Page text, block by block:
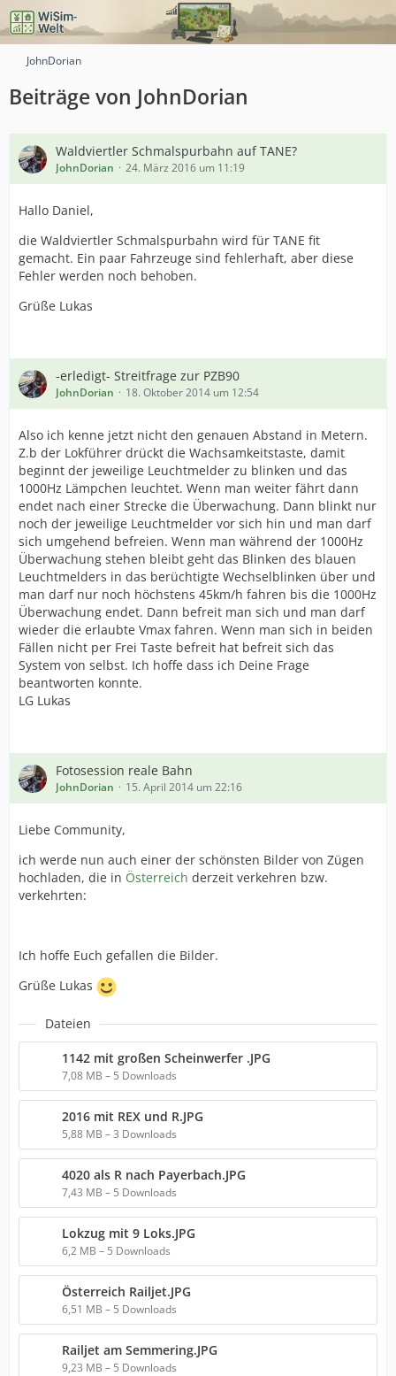
JohnDorian
Beiträge von JohnDorian
Waldviertler Schmalspurbahn auf TANE?
JohnDorian 24. März 2016 um 11:19
Hallo Daniel,
die Waldviertler Schmalspurbahn wird für TANE fit
gemacht. Ein paar Fahrzeuge sind fehlerhaft, aber diese
Fehler werden noch behoben.
Grüße Lukas
-erledigt- Streitfrage zur PZB90
JohnDorian 18. Oktober 2014 um 12:54
Also ich kenne jetzt nicht den genauen Abstand in Metern.
Z.b der Lokführer drückt die Wachsamkeitstaste, damit
beginnt der jeweilige Leuchtmelder zu blinken und das
1000Hz Lämpchen leuchtet. Wenn man weiter fährt dann
endet nach einer Strecke die Überwachung. Dann blinkt nur
noch der jeweilige Leuchtmelder vor sich hin und man darf
sich umgehend befreien. Wenn man während der 1000Hz
Überwachung stehen bleibt geht das Blinken des blauen
Leuchtmelders in das berüchtigte Wechselblinken über und
man darf nur noch höchstens 45km/h fahren bis die 1000Hz
Überwachung endet. Dann befreit man sich und man darf
wieder die erlaubte Vmax fahren. Wenn man sich in beiden
Fällen nicht per Frei Taste befreit hat befreit sich das
System von selbst. Ich hoffe dass ich Deine Frage
beantworten konnte.
LG Lukas
Fotosession reale Bahn
JohnDorian 15. April 2014 um 22:16
Liebe Community,
ich werde nun auch einer der schönsten Bilder von Zügen
hochladen, die in Österreich derzeit verkehren bzw.
verkehrten:
Ich hoffe Euch gefallen die Bilder.
Grüße Lukas
Dateien
1142 mit großen Scheinwerfer .JPG
7,08 MB – 5 Downloads
2016 mit REX und R.JPG
5,88 MB – 3 Downloads
4020 als R nach Payerbach.JPG
7,43 MB – 5 Downloads
Lokzug mit 9 Loks.JPG
6,2 MB – 5 Downloads
Österreich Railjet.JPG
6,51 MB – 5 Downloads
Railjet am Semmering.JPG
9,23 MB – 5 Downloads